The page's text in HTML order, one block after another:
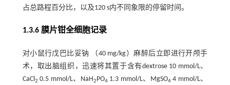
占总路程百分比，以及120 s内不同象限的停留时间。
1.3.6 膜片钳全细胞记录
对小鼠行戊巴比妥钠 （40 mg/kg）麻醉后立即进行开颅手
术，取出脑组织，迅速将其置于含有dextrose 10 mmol/L、
CaCl2 0.5 mmol/L、NaH2PO41.3 mmol/L、MgSO44 mmol/L、